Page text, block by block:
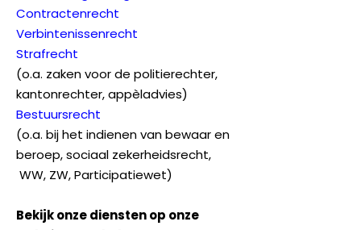
Contractenrecht
Verbintenissenrecht
Strafrecht
(o.a. zaken voor de politierechter,
kantonrechter, appèladvies)
Bestuursrecht
(o.a. bij het indienen van bewaar en
beroep, sociaal zekerheidsrecht,
WW, ZW, Participatiewet)
Bekijk onze diensten op onze